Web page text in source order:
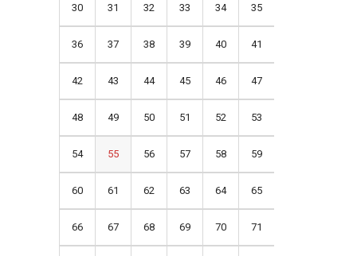
30 31 32 33 34 35
36 37 38 39 40 41
42 43 44 45 46 47
48 49 50 51 52 53
54 55 56 57 58 59
60 61 62 63 64 65
66 67 68 69 70 71